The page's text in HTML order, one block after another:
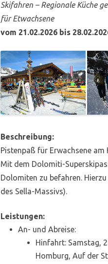
Skifahren – Regionale Küche
für Etwachsene
vom 21.02.2026 bis
Beschreibung:
Pistenpaß für Erwachsene
Mit dem Dolomiti-
Dolomiten zu befahren.
des Sella-Massivs).
Leistungen:
An- und Abreise:
Hinfahrt: Samstag,
Homburg, Auf der